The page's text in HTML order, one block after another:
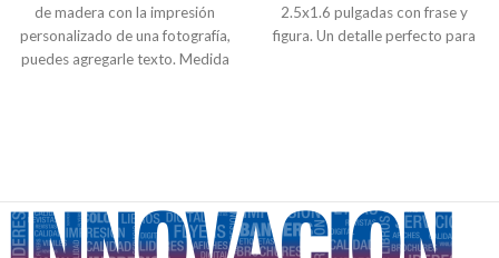
de madera con la impresión
personalizado de una fotografía,
puedes agregarle texto. Medida
correo a
info@imprimaenlinea.com.
2.5x1.6 pulgadas con frase y
figura. Un detalle perfecto para